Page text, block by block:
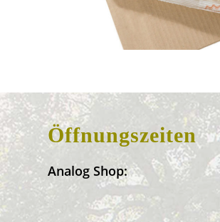
Öffnungszeiten
Analog Shop: